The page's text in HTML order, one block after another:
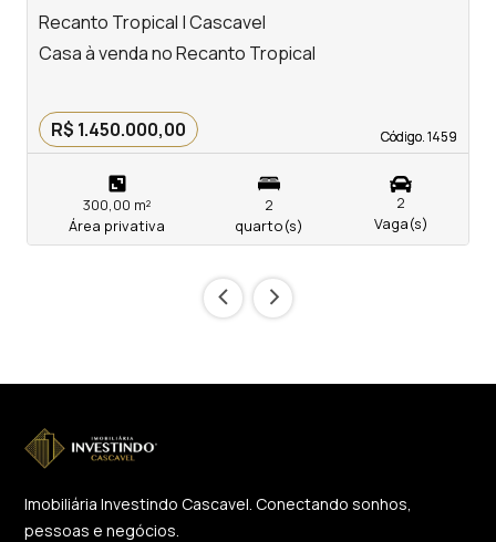
Recanto Tropical | Cascavel
Código. 1459
Código. 1459
Casa à venda no Recanto Tropical
R$ 1.450.000,00
300,00 m²
Área privativa
2
quarto(s)
2
Vaga(s)
‹ ›
Imobiliária Investindo Cascavel. Conectando sonhos,
pessoas e negócios.